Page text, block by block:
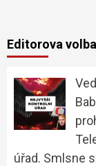
Editorova volba
úřad. Smlsne